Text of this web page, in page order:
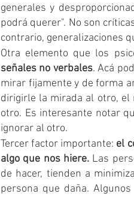
generales y
podrá querer". No son
contrario, generalizaciones
Otra elemento que los
señales no verbales. Acá
mirar fijamente y de forma
dirigirle la mirada al otro, el
otro. Es interesante notar
ignorar al otro.
Tercer factor importante: el
algo que nos hiere. Las
de hacer, tienden a
persona que daña.